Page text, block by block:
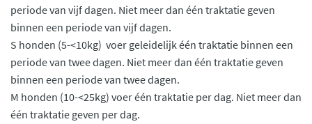
periode van vijf dagen. Niet meer dan één traktatie geven
binnen een periode van vijf dagen.
S honden (5-<10kg) voer geleidelijk één traktatie binnen een
periode van twee dagen. Niet meer dan één traktatie geven
binnen een periode van twee dagen.
M honden (10-<25kg) voer één traktatie per dag. Niet meer dan
één traktatie geven per dag.